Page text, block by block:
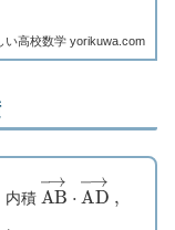
い高校数学 yorikuwa.com
内積 AB→⋅AD